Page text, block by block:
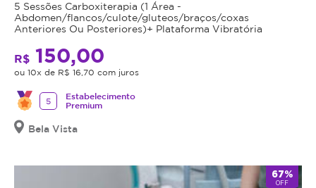
5 Sessões Carboxiterapia (1 Área -
Abdomen/flancos/culote/gluteos/braços/coxas
Anteriores Ou Posteriores)+ Plataforma Vibratória
R$ 150,00
ou 10x de R$ 16,70 com juros
5
Estabelecimento
Premium
Bela Vista
67%
OFF